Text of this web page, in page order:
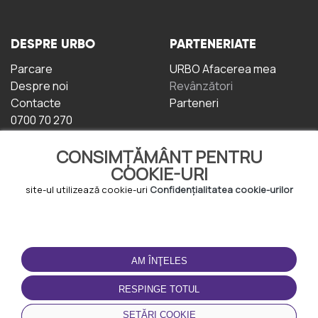
CONSIMȚĂMÂNT PENTRU
COOKIE-URI
site-ul utilizează cookie-uri Confidențialitatea cookie-urilor
AM ÎNŢELES
RESPINGE TOTUL
SETĂRI COOKIE
DESPRE URBO
Parcare
Despre noi
Contacte
0700 70 270
PARTENERIATE
URBO Afacerea mea
Revânzători
Parteneri
TERMENI DE UTILIZARE
Termeni și condiții
Politica de
Confidențialitate
Politica de cookie-uri
DESCĂRCAȚI
APLICAȚIA